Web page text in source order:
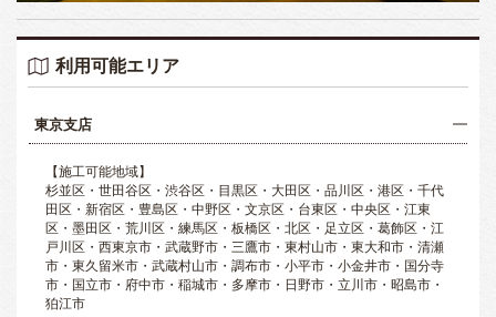
利用可能エリア
東京支店
【施工可能地域】
杉並区・世田谷区・渋谷区・目黒区・大田区・品川区・港区・千代
田区・新宿区・豊島区・中野区・文京区・台東区・中央区・江東
区・墨田区・荒川区・練馬区・板橋区・北区・足立区・葛飾区・江
戸川区・西東京市・武蔵野市・三鷹市・東村山市・東大和市・清瀬
市・東久留米市・武蔵村山市・調布市・小平市・小金井市・国分寺
市・国立市・府中市・稲城市・多摩市・日野市・立川市・昭島市・
狛江市